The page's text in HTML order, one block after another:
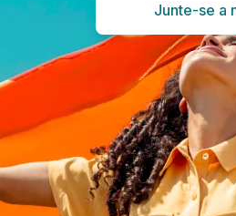
Junte-se a